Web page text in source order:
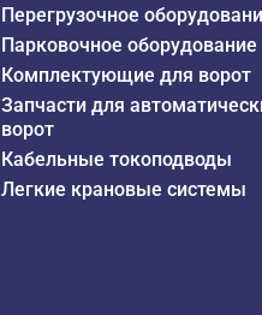
Перегрузочное
Парковочное оборудование
Комплектующие для ворот
Запчасти для
ворот
Кабельные токоподводы
Легкие крановые системы